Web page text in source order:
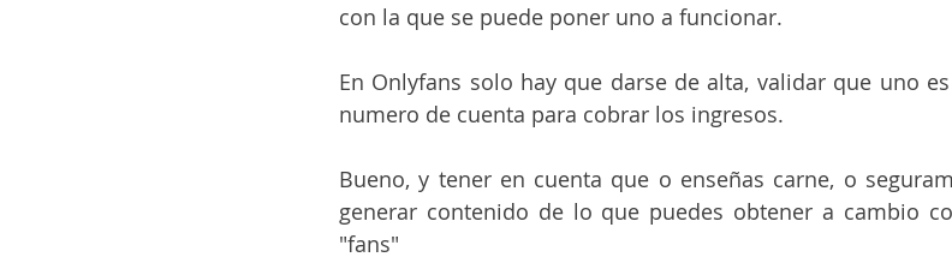
con la que se puede poner uno a funcionar.
En Onlyfans solo hay que darse de alta, validar que uno
numero de cuenta para cobrar los ingresos.
Bueno, y tener en cuenta que o enseñas carne, o
generar contenido de lo que puedes obtener a cambio
"fans"